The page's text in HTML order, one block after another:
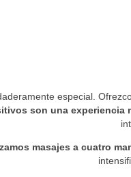
especial.
son una experiencia
masajes a cuatro